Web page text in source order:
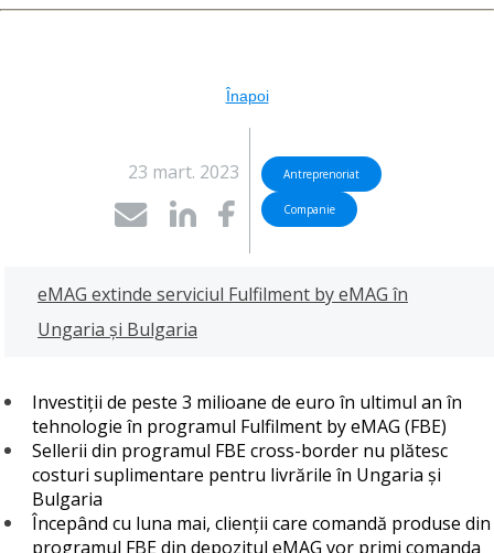
Înapoi
23 mart. 2023 Antreprenoriat
Companie
eMAG extinde serviciul Fulfilment by eMAG în
Ungaria și Bulgaria
Investiții de peste 3 milioane de euro în ultimul an în
tehnologie în programul Fulfilment by eMAG (FBE)
Sellerii din programul FBE cross-border nu plătesc
costuri suplimentare pentru livrările în Ungaria și
Bulgaria
Începând cu luna mai, clienții care comandă produse din
programul FBE din depozitul eMAG vor primi comanda